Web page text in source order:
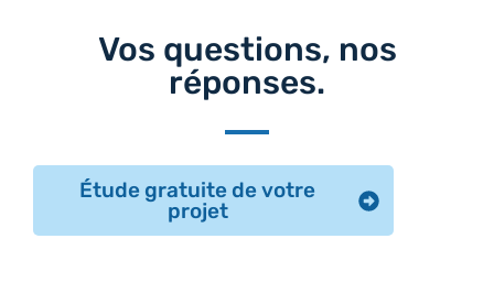
Vos questions, nos
réponses.
Étude gratuite de votre
projet